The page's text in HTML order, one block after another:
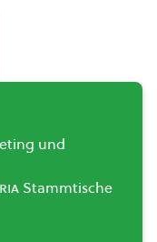
und
Stammtische